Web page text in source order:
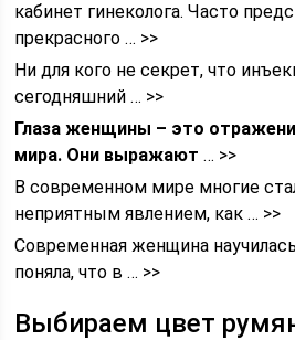
кабинет гинеколога. Часто
прекрасного … >>
Ни для кого не секрет, что
сегодняшний … >>
Глаза женщины – это
мира. Они выражают … >>
В современном мире многие
неприятным явлением, как … >>
Современная женщина
поняла, что в … >>
Выбираем цвет